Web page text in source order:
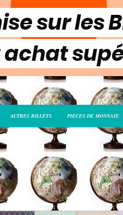
sur
AUTRES BILLETS PIECES DE MONNAIE